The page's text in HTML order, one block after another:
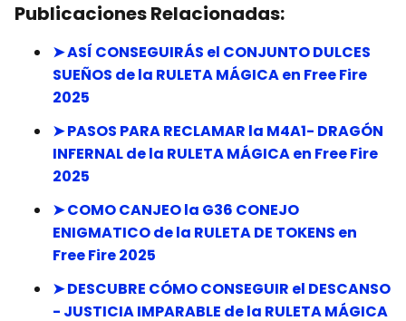
c
e
b
o
k
a
t
s
p
s
s
e
g
r
i
t
t
r
m
p
a
t
r
Publicaciones Relacionadas:
➤ ASÍ CONSEGUIRÁS el CONJUNTO DULCES
SUEÑOS de la RULETA MÁGICA en Free Fire
2025
➤ PASOS PARA RECLAMAR la M4A1- DRAGÓN
INFERNAL de la RULETA MÁGICA en Free Fire
2025
➤ COMO CANJEO la G36 CONEJO
ENIGMATICO de la RULETA DE TOKENS en
Free Fire 2025
➤ DESCUBRE CÓMO CONSEGUIR el DESCANSO
- JUSTICIA IMPARABLE de la RULETA MÁGICA